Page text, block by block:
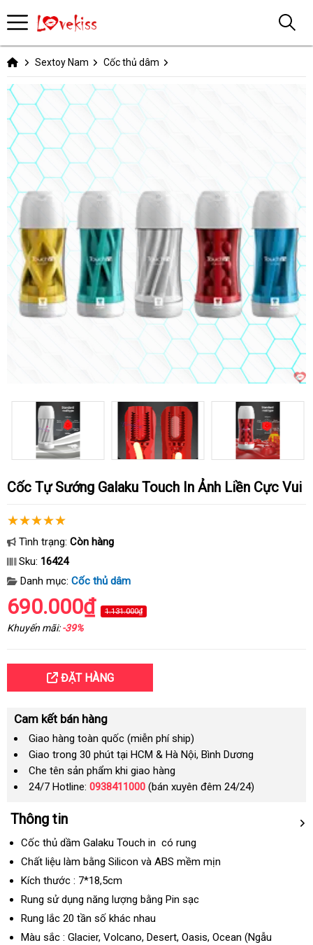
Sextoy Nam Cốc thủ dâm
Cốc Tự Sướng Galaku Touch In Ảnh Liền Cực Vui
Tình trạng: Còn hàng
Sku: 16424
Danh mục: Cốc thủ dâm
690.000₫ 1.131.000₫
Khuyến mãi:-39%
ĐẶT HÀNG
Cam kết bán hàng
Giao hàng toàn quốc (miễn phí ship)
Giao trong 30 phút tại HCM & Hà Nội, Bình Dương
Che tên sản phẩm khi giao hàng
24/7 Hotline: 0938411000 (bán xuyên đêm 24/24)
Thông tin
Cốc thủ dầm Galaku Touch in có rung
Chất liệu làm bằng Silicon ở
uy
tín
và ABS mềm mịn
Kích thước : 7*18,5cm
Rung sử dụng năng lượng bằng Pin sạc
Rung lắc 20 tần số khác nhau
Màu sắc : Glacier, Volcano, Desert, Oasis, Ocean (Ngẫu